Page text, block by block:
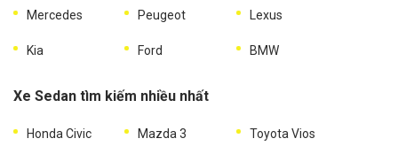
Mercedes Peugeot Lexus
Kia Ford BMW
Xe Sedan tìm kiếm nhiều nhất
Honda Civic Mazda 3 Toyota Vios